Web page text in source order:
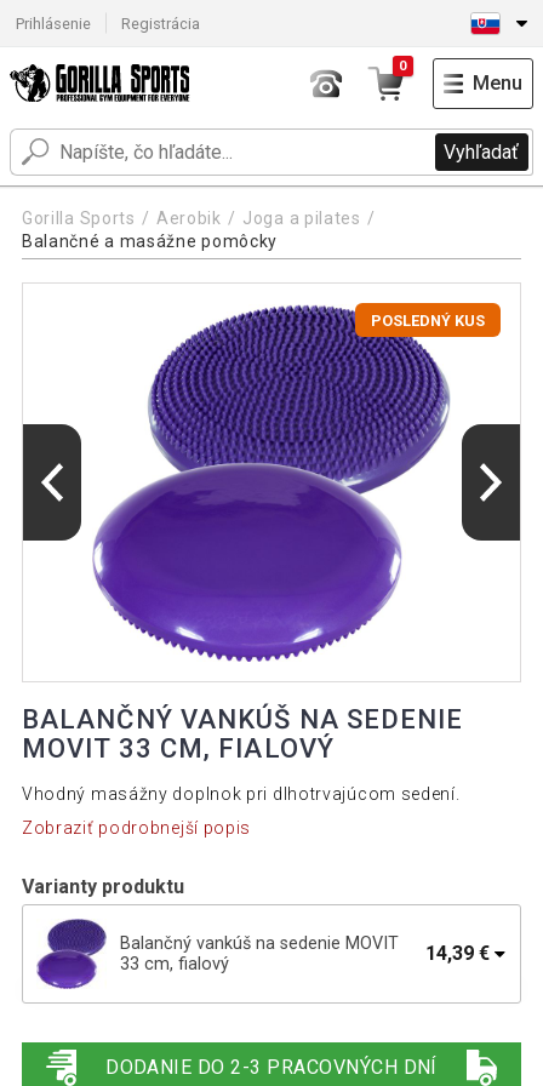
Prihlásenie Registrácia
Vyhľadať
0
Menu
Gorilla Sports Aerobik
Joga a pilates
Balančné a masážne pomôcky
POSLEDNÝ KUS
BALANČNÝ VANKÚŠ NA SEDENIE
MOVIT 33 CM, FIALOVÝ
Vhodný masážny doplnok pri dlhotrvajúcom sedení.
Zobraziť podrobnejší popis
Varianty produktu
Balančný vankúš na sedenie MOVIT
33 cm, fialový
14,39 €
cm modrý
DODANIE DO 2-3 PRACOVNÝCH DNÍ